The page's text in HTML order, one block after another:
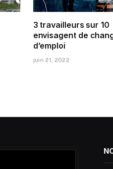
3 travailleurs sur 10
envisagent de
d’emploi
juin 21, 2022